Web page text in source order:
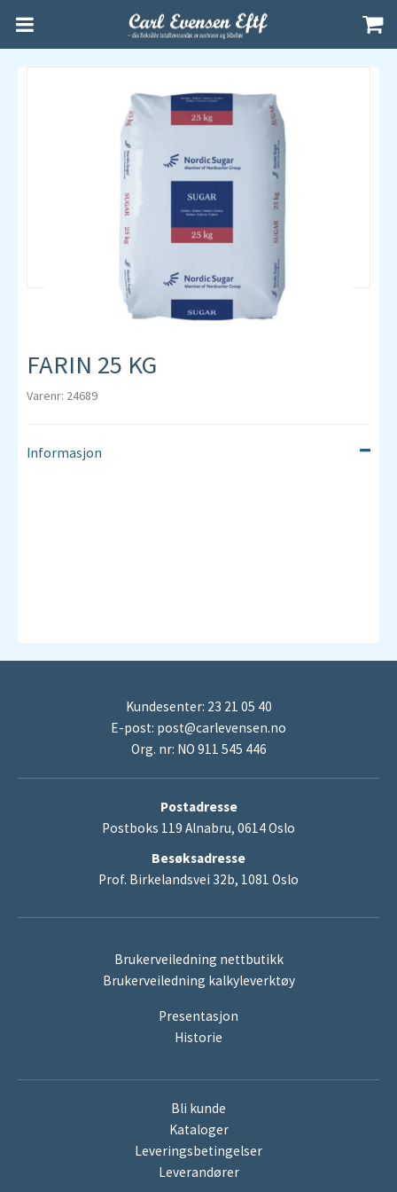
FARIN 25 KG
Varenr: 24689
Informasjon
Kundesenter: 23 21 05 40
E-post: post@carlevensen.no
Org. nr: NO 911 545 446
Postadresse
Postboks 119 Alnabru, 0614 Oslo
Besøksadresse
Prof. Birkelandsvei 32b, 1081 Oslo
Brukerveiledning nettbutikk
Brukerveiledning kalkyleverktøy
Presentasjon
Historie
Bli kunde
Kataloger
Leveringsbetingelser
Leverandører